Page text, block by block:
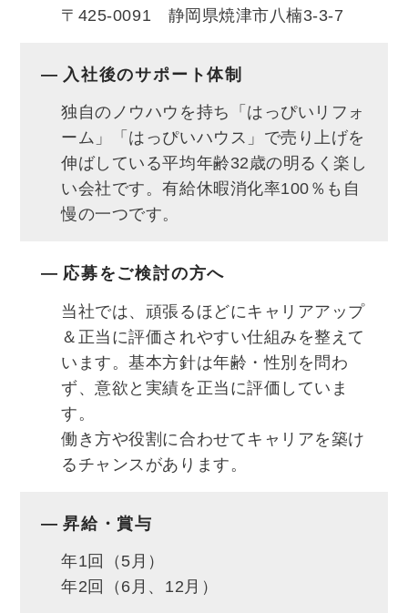
◎きめ細かい研修が充実
ニークな研修も
◎先輩に付いてもらいながら実践を積める
「エルダー制度」
◎2年目以降も無理なく成長できる目標を設
ショールームやモデルハウスに来店された方
お客様から紹介された方が対象なので、余分
なプレッシャーがありません。
《ノルマなしのチームワーク》
個々が競い合うのでなく、平均年齢30代前
半のチームで
ノルマはありません。
決め手は、研修やチームの協力で「絶対に一
〒425-0091 静岡県焼津市八楠3-3-7
入社後のサポート体制
独自のノウハウを持ち「はっぴいリフォ
ーム」「はっぴいハウス」で売り上げを
伸ばしている平均年齢32歳の明るく楽し
い会社です。有給休暇消化率100％も自
慢の一つです。
応募をご検討の方へ
当社では、頑張るほどにキャリアアップ
＆正当に評価されやすい仕組みを整えて
います。基本方針は年齢・性別を問わ
ず、意欲と実績を正当に評価していま
す。
働き方や役割に合わせてキャリアを築け
るチャンスがあります。
昇給・賞与
年1回（5月）
年2回（6月、12月）